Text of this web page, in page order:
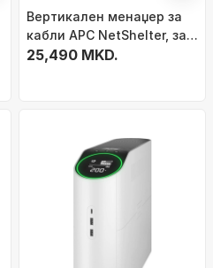
Вертикален менаџер за
кабли APC NetShelter, за
кабинети и полици, црн
25,490 MKD.